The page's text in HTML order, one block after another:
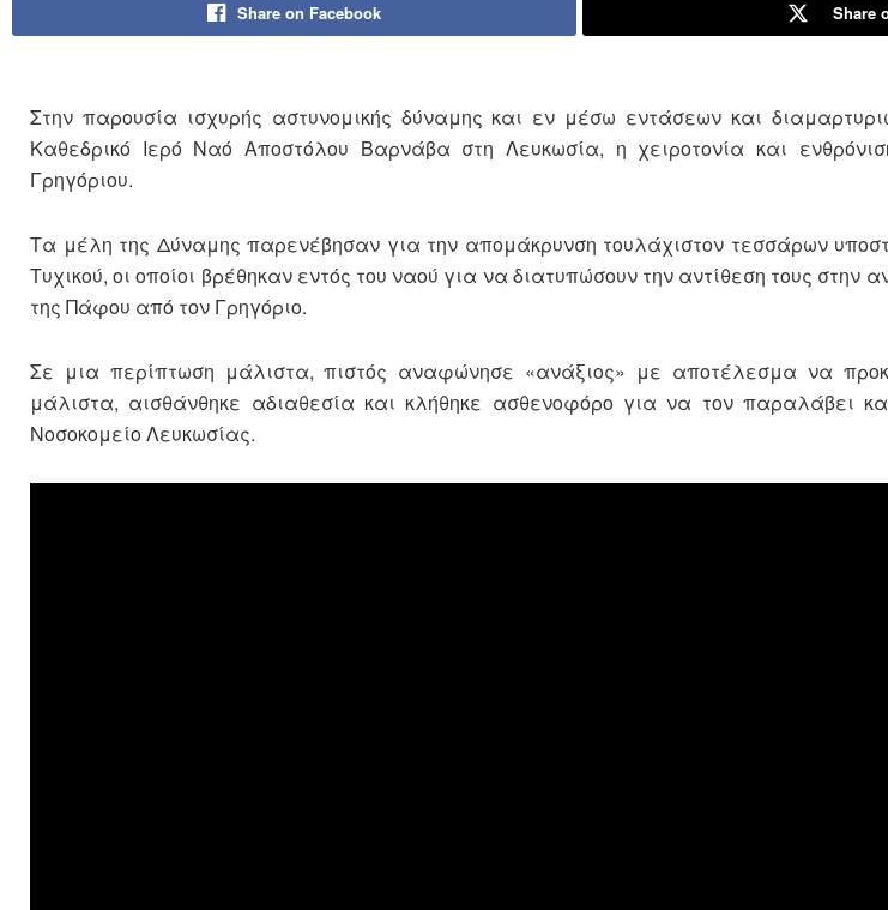
Share on Facebook Share
Στην παρουσία ισχυρής αστυνομικής δύναμης και εν μέσω εντάσεων και
Καθεδρικό Ιερό Ναό Αποστόλου Βαρνάβα στη Λευκωσία, η χειροτονία και
Γρηγόριου.
Τα μέλη της Δύναμης παρενέβησαν για την απομάκρυνση τουλάχιστον τεσσάρων
Τυχικού, οι οποίοι βρέθηκαν εντός του ναού για να διατυπώσουν την αντίθεση τους στην
της Πάφου από τον Γρηγόριο.
Σε μια περίπτωση μάλιστα, πιστός αναφώνησε «ανάξιος» με αποτέλεσμα να
μάλιστα, αισθάνθηκε αδιαθεσία και κλήθηκε ασθενοφόρο για να τον παραλάβει
Νοσοκομείο Λευκωσίας.